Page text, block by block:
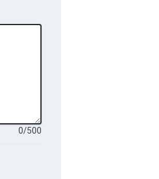
0/500